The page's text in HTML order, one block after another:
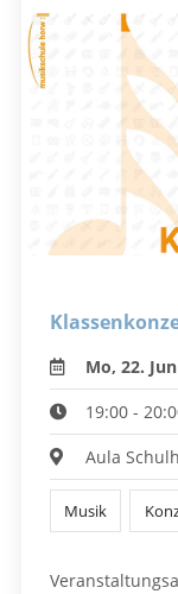
Mo, 22.
19:00 -
Aula
Musik